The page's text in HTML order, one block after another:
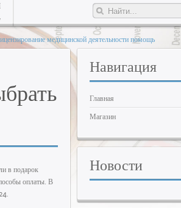
медицинской деятельности помощь
в подарок
оплаты. В
Навигация
Главная
Магазин
Новости